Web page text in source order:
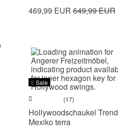
469,99 EUR649,99 EUR
Sale
(17)
Hollywoodschaukel Trend
Mexiko terra